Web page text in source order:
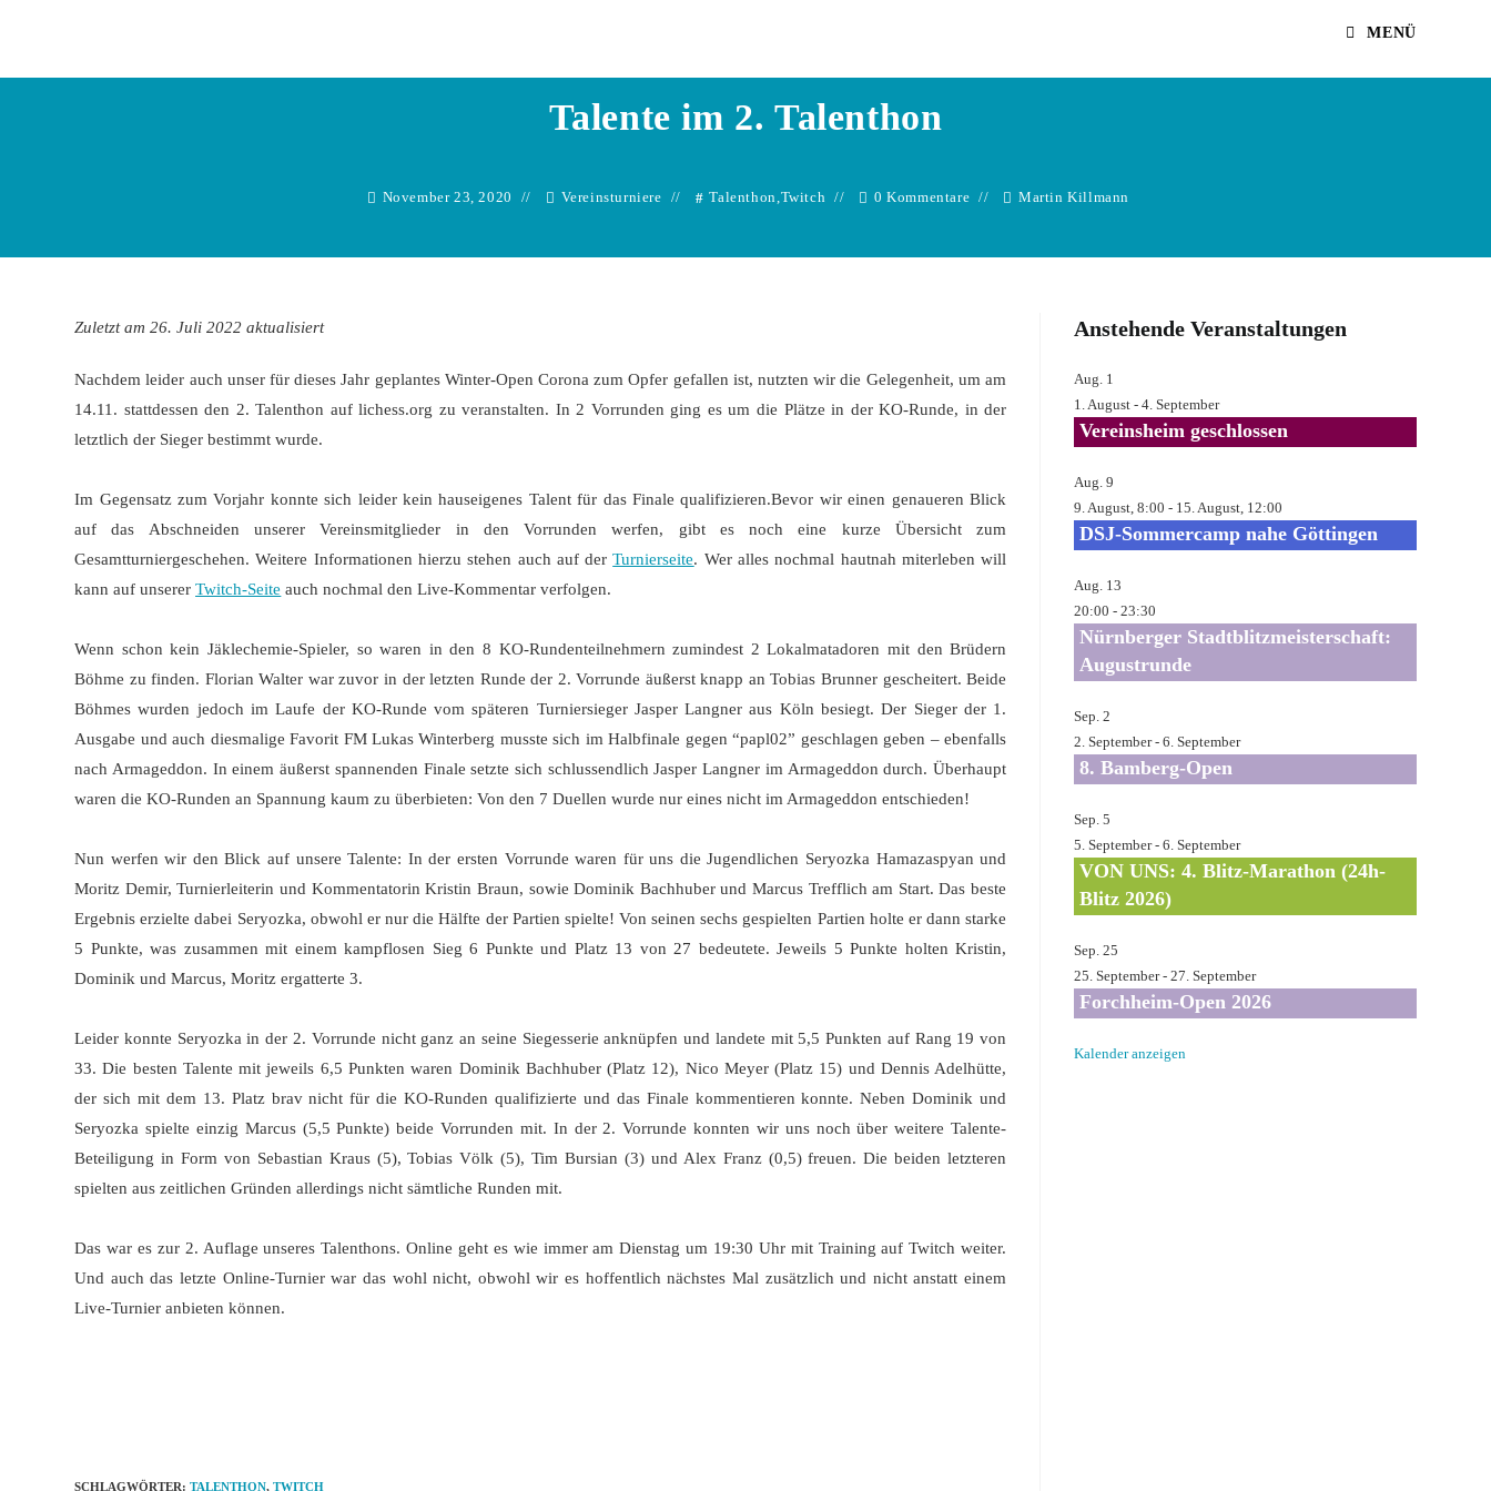
MENÜ
Talente im 2. Talenthon
November 23, 2020 Vereinsturniere Talenthon,Twitch 0 Kommentare Martin Killmann
Zuletzt am 26. Juli 2022 aktualisiert
Nachdem leider auch unser für dieses Jahr geplantes Winter-Open Corona zum Opfer gefallen ist, nutzten wir die Gelegenheit, um am
14.11. stattdessen den 2. Talenthon auf lichess.org zu veranstalten. In 2 Vorrunden ging es um die Plätze in der KO-Runde, in der
letztlich der Sieger bestimmt wurde.
Im Gegensatz zum Vorjahr konnte sich leider kein hauseigenes Talent für das Finale qualifizieren.Bevor wir einen genaueren Blick
auf das Abschneiden unserer Vereinsmitglieder in den Vorrunden werfen, gibt es noch eine kurze Übersicht zum
Gesamtturniergeschehen. Weitere Informationen hierzu stehen auch auf derTurnierseite. Wer alles nochmal hautnah miterleben will
kann auf unsererTwitch-Seite auch nochmal den Live-Kommentar verfolgen.
Wenn schon kein Jäklechemie-Spieler, so waren in den 8 KO-Rundenteilnehmern zumindest 2 Lokalmatadoren mit den Brüdern
Böhme zu finden. Florian Walter war zuvor in der letzten Runde der 2. Vorrunde äußerst knapp an Tobias Brunner gescheitert. Beide
Böhmes wurden jedoch im Laufe der KO-Runde vom späteren Turniersieger Jasper Langner aus Köln besiegt. Der Sieger der 1.
Ausgabe und auch diesmalige Favorit FM Lukas Winterberg musste sich im Halbfinale gegen “papl02” geschlagen geben – ebenfalls
nach Armageddon. In einem äußerst spannenden Finale setzte sich schlussendlich Jasper Langner im Armageddon durch. Überhaupt
waren die KO-Runden an Spannung kaum zu überbieten: Von den 7 Duellen wurde nur eines nicht im Armageddon entschieden!
Nun werfen wir den Blick auf unsere Talente: In der ersten Vorrunde waren für uns die Jugendlichen Seryozka Hamazaspyan und
Moritz Demir, Turnierleiterin und Kommentatorin Kristin Braun, sowie Dominik Bachhuber und Marcus Trefflich am Start. Das beste
Ergebnis erzielte dabei Seryozka, obwohl er nur die Hälfte der Partien spielte! Von seinen sechs gespielten Partien holte er dann starke
5 Punkte, was zusammen mit einem kampflosen Sieg 6 Punkte und Platz 13 von 27 bedeutete. Jeweils 5 Punkte holten Kristin,
Dominik und Marcus, Moritz ergatterte 3.
Leider konnte Seryozka in der 2. Vorrunde nicht ganz an seine Siegesserie anknüpfen und landete mit 5,5 Punkten auf Rang 19 von
33. Die besten Talente mit jeweils 6,5 Punkten waren Dominik Bachhuber (Platz 12), Nico Meyer (Platz 15) und Dennis Adelhütte,
der sich mit dem 13. Platz brav nicht für die KO-Runden qualifizierte und das Finale kommentieren konnte. Neben Dominik und
Seryozka spielte einzig Marcus (5,5 Punkte) beide Vorrunden mit. In der 2. Vorrunde konnten wir uns noch über weitere Talente-
Beteiligung in Form von Sebastian Kraus (5), Tobias Völk (5), Tim Bursian (3) und Alex Franz (0,5) freuen. Die beiden letzteren
spielten aus zeitlichen Gründen allerdings nicht sämtliche Runden mit.
Das war es zur 2. Auflage unseres Talenthons. Online geht es wie immer am Dienstag um 19:30 Uhr mit Training auf Twitch weiter.
Und auch das letzte Online-Turnier war das wohl nicht, obwohl wir es hoffentlich nächstes Mal zusätzlich und nicht anstatt einem
Live-Turnier anbieten können.
SCHLAGWÖRTER:TALENTHON, TWITCH
Anstehende Veranstaltungen
Aug. 1
1. August -4. September
Vereinsheim geschlossen
Aug.9
9. August, 8:00 - 15. August, 12:00
DSJ-Sommercamp nahe Göttingen
Aug. 13
20:00 -23:30
Nürnberger Stadtblitzmeisterschaft:
Augustrunde
Sep.2
2. September-6. September
8. Bamberg-Open
Sep.5
5. September-6. September
VON UNS: 4. Blitz-Marathon (24h-
Blitz 2026)
Sep.25
25. September-27. September
Forchheim-Open 2026
Kalender anzeigen